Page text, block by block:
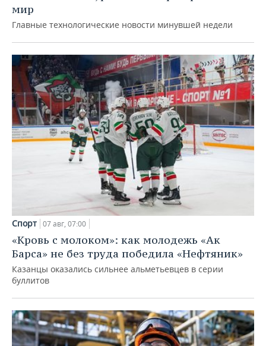
мир
Главные технологические новости минувшей недели
Спорт 07 авг, 07:00
«Кровь с молоком»: как молодежь «Ак
Барса» не без труда победила «Нефтяник»
Казанцы оказались сильнее альметьевцев в серии
буллитов